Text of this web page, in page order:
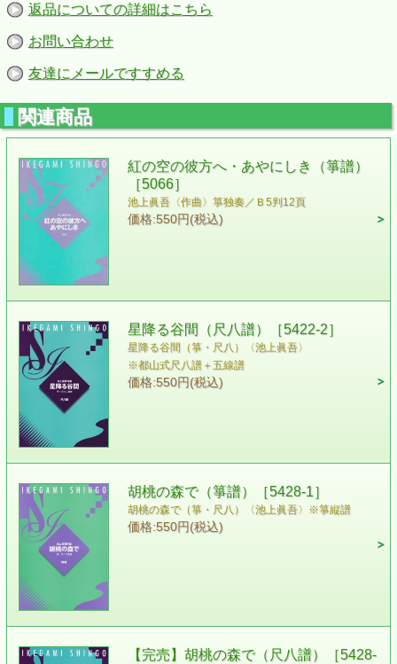
返品についての詳細はこちら
お問い合わせ
友達にメールですすめる
関連商品
紅の空の彼方へ・あやにしき（箏譜）
［5066］
池上眞吾〈作曲〉 箏独奏／Ｂ5判12頁
価格:550円(税込)
星降る谷間（尺八譜）［5422-2］
星降る谷間（箏・尺八）〈池上眞吾〉
※都山式尺八譜＋五線譜
価格:550円(税込)
胡桃の森で（箏譜）［5428-1］
胡桃の森で（箏・尺八）〈池上眞吾〉※箏縦譜
価格:550円(税込)
【完売】胡桃の森で（尺八譜）［5428-